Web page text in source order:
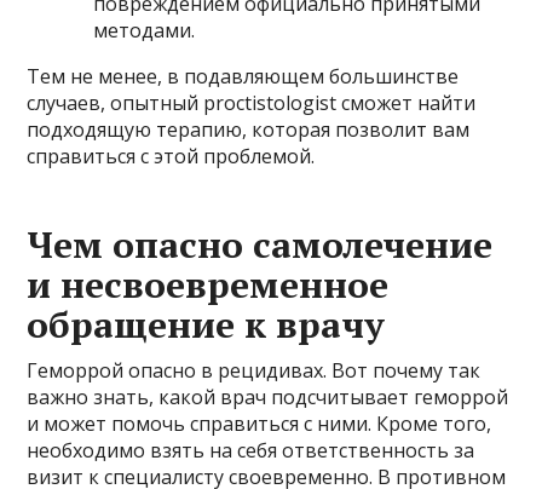
методами.
Тем не менее, в подавляющем большинстве
случаев, опытный proctistologist сможет найти
подходящую терапию, которая позволит вам
справиться с этой проблемой.
Чем опасно самолечение
и несвоевременное
обращение к врачу
Геморрой опасно в рецидивах. Вот почему так
важно знать, какой врач подсчитывает геморрой
и может помочь справиться с ними. Кроме того,
необходимо взять на себя ответственность за
визит к специалисту своевременно. В противном